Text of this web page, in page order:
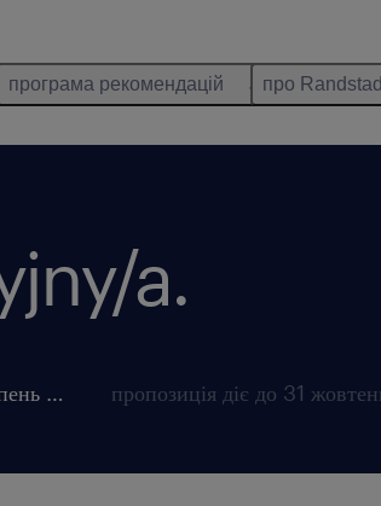
програма рекомендацій про Randstad
a.
опубліковано 3 липень 2026